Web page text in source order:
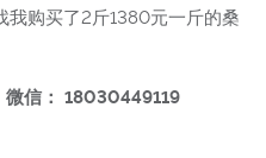
我购买了2斤1380元一斤的桑
微信： 18030449119